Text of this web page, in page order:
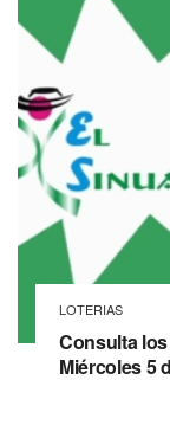
LOTERIAS
Consulta
Miércoles 5